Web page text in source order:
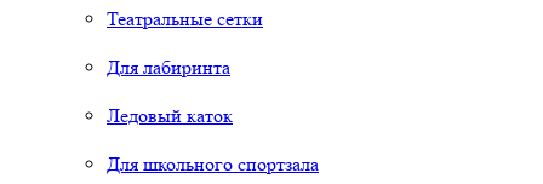
Театральные сетки
Для лабиринта
Ледовый каток
Для школьного спортзала